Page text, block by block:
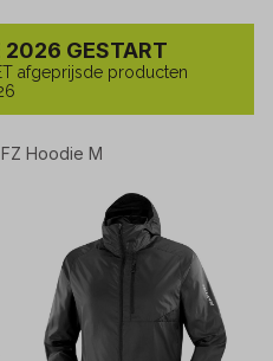
2026 GESTART
afgeprijsde producten
Hoodie M